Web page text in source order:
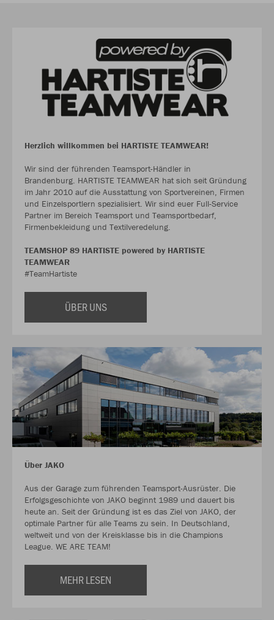
Herzlich willkommen bei HARTISTE TEAMWEAR!
Wir sind der führenden Teamsport-Händler in
Brandenburg. HARTISTE TEAMWEAR hat sich seit Gründung
im Jahr 2010 auf die Ausstattung von Sportvereinen, Firmen
und Einzelsportlern spezialisiert. Wir sind euer Full-Service
Partner im Bereich Teamsport und Teamsportbedarf,
Firmenbekleidung und Textilveredelung.
TEAMSHOP 89 HARTISTE powered by HARTISTE
TEAMWEAR
#TeamHartiste
ÜBER UNS
Über JAKO
Aus der Garage zum führenden Teamsport-Ausrüster. Die
Erfolgsgeschichte von JAKO beginnt 1989 und dauert bis
heute an. Seit der Gründung ist es das Ziel von JAKO, der
optimale Partner für alle Teams zu sein. In Deutschland,
weltweit und von der Kreisklasse bis in die Champions
League. WE ARE TEAM!
MEHR LESEN